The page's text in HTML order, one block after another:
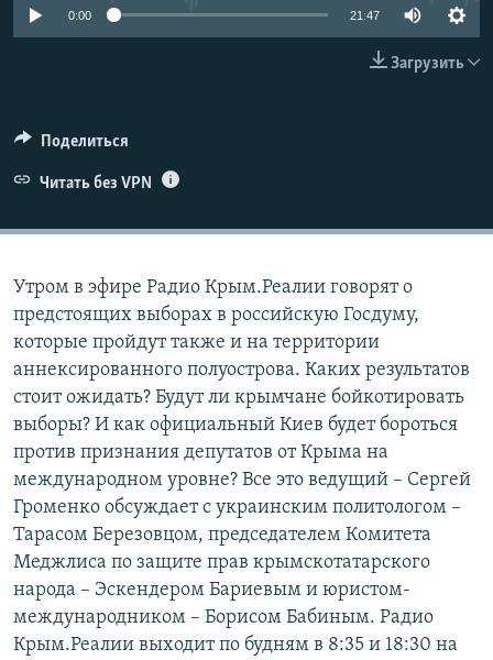
ПОБЕДИТЕЛЕЙ НЕ СУДЯТ?
УКРАИНСКАЯ ПРОБЛЕМА КРЫМА
ПРИСОЕДИНЯЙТЕСЬ!
Все сайты RFE/RL
0:00 21:47
Загрузить
Поделиться
Читать без VPN
Утром в эфире Радио Крым.Реалии говорят о
предстоящих выборах в российскую Госдуму,
которые пройдут также и на территории
аннексированного полуострова. Каких результатов
стоит ожидать? Будут ли крымчане бойкотировать
выборы? И как официальный Киев будет бороться
против признания депутатов от Крыма на
международном уровне? Все это ведущий – Сергей
Громенко обсуждает с украинским политологом –
Тарасом Березовцом, председателем Комитета
Меджлиса по защите прав крымскотатарского
народа – Эскендером Бариевым и юристом-
международником – Борисом Бабиным. Радио
Крым.Реалии выходит по будням в 8:35 и 18:30 на